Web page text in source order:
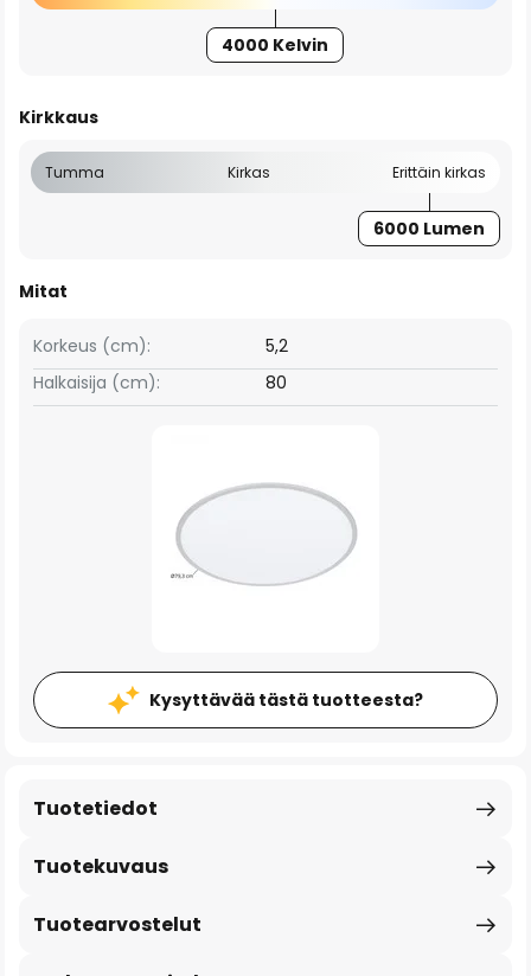
4000 Kelvin
Kirkkaus
Tumma Kirkas Erittäin kirkas
6000 Lumen
Mitat
Korkeus (cm):
5,2
Halkaisija (cm):
80
Kysyttävää tästä tuotteesta?
Tuotekuvaus
Tuotetiedot
Tuotearvostelut